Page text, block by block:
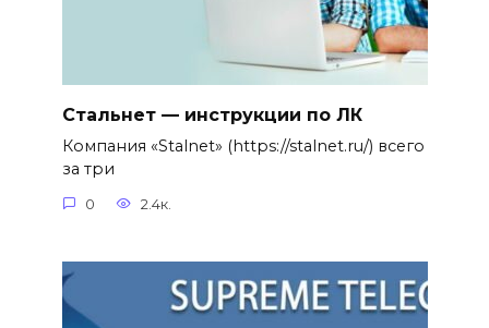
Стальнет — инструкции по ЛК
Компания «Stalnet» (https://stalnet.ru/) всего
за три
0 2.4к.